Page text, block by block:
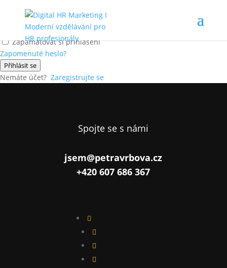
Zapamatovat si přihlášení
Zapomenuté heslo?
Přihlásit se
Nemáte účet? Zaregistrujte se
Spojte se s námi
jsem@petravrbova.cz
+420 607 686 367



